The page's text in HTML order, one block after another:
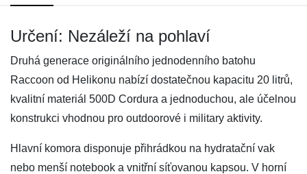
Určení: Nezáleží na pohlaví
Druhá generace originálního jednodenního batohu
Raccoon od Helikonu nabízí dostatečnou kapacitu 20 litrů,
kvalitní materiál 500D Cordura a jednoduchou, ale účelnou
konstrukci vhodnou pro outdoorové i military aktivity.
Hlavní komora disponuje přihrádkou na hydratační vak
nebo menší notebook a vnitřní síťovanou kapsou. V horní